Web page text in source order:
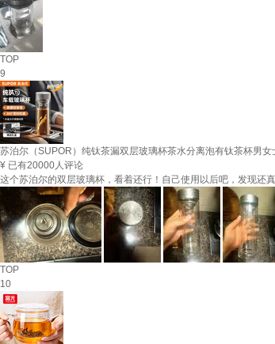
TOP
9
苏泊尔（SUPOR）纯钛茶漏双层玻璃杯茶水分离泡有钛茶杯男女
¥ 已有20000人评论
这个苏泊尔的双层玻璃杯，看着还行！自己使用以后吧，发现还
TOP
10